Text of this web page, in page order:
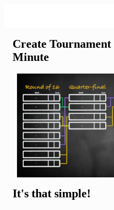
Create Tournament
Minute
It's that simple!